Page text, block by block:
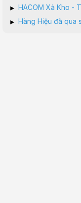
▸ HACOM Xả Kho -
▸ Hàng Hiệu đã qua